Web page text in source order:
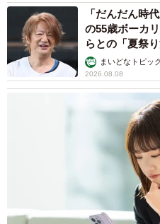
「だんだん時
の55歳ボーカ
らとの「夏祭
まいどなトピック
2026.08.08